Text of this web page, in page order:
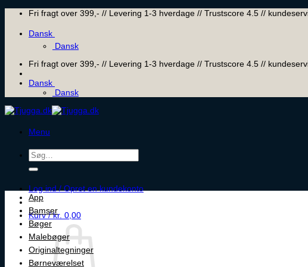
Skip
content
Fri fragt over 399,- // Levering 1-3 hverdage // Trustscore 4.5 //
Dansk
Dansk
Fri fragt over 399,- // Levering 1-3 hverdage // Trustscore 4.5 //
Dansk
Dansk
Menu
Søg
efter:
Log ind / Opret en kundekonto
Kurv /kr. 0,00
App
Bamser
Bøger
Malebøger
Originaltegninger
Børneværelset